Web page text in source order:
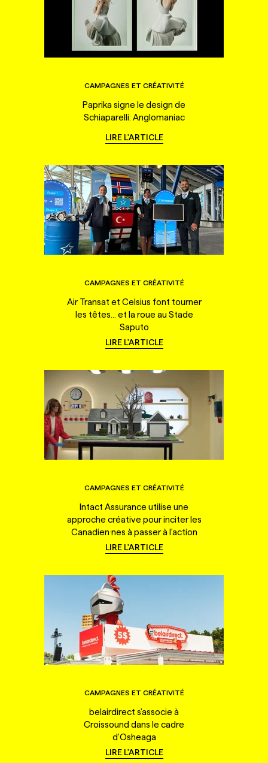
CAMPAGNES ET CRÉATIVITÉ
Paprika signe le design de
Schiaparelli: Anglomaniac
LIRE L'ARTICLE
CAMPAGNES ET CRÉATIVITÉ
Air Transat et Celsius font tourner
les têtes... et la roue au Stade
Saputo
LIRE L'ARTICLE
CAMPAGNES ET CRÉATIVITÉ
Intact Assurance utilise une
approche créative pour inciter les
Canadien·nes à passer à l'action
LIRE L'ARTICLE
CAMPAGNES ET CRÉATIVITÉ
belairdirect s'associe à
Croissound dans le cadre
d'Osheaga
LIRE L'ARTICLE